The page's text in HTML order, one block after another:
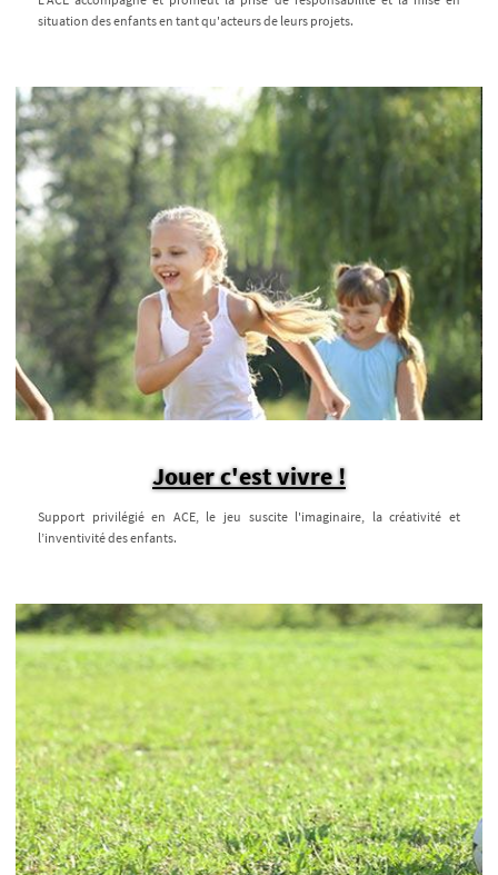
situation des enfants en tant qu'acteurs de leurs projets.
Jouer c'est vivre !
Support privilégié en ACE, le jeu suscite l'imaginaire, la créativité et
l’inventivité des enfants.